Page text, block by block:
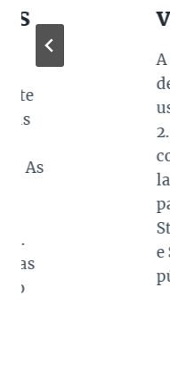
veste
A Christie’s
de um leilão
usadas no
2. Entre 1º e
lances em
passaram
Streep,
e Stanley